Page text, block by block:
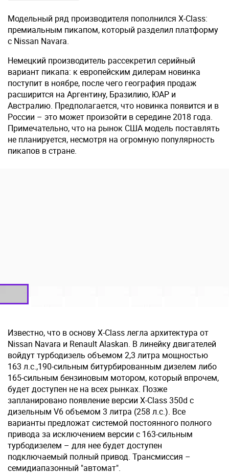
Модельный ряд производителя пополнился X-Class:
премиальным пикапом, который разделил платформу
c Nissan Navara.
Немецкий производитель рассекретил серийный
вариант пикапа: к европейским дилерам новинка
поступит в ноябре, после чего география продаж
расширится на Аргентину, Бразилию, ЮАР и
Австралию. Предполагается, что новинка появится и в
России – это может произойти в середине 2018 года.
Примечательно, что на рынок США модель поставлять
не планируется, несмотря на огромную популярность
пикапов в стране.
Известно, что в основу X-Class легла архитектура от
Nissan Navara и Renault Alaskan. В линейку двигателей
войдут турбодизель объемом 2,3 литра мощностью
163 л.с.,190-сильным битурбированным дизелем либо
165-сильным бензиновым мотором, который впрочем,
будет доступен не на всех рынках. Позже
запланировано появление версии X-Class 350d с
дизельным V6 объемом 3 литра (258 л.с.). Все
варианты предложат системой постоянного полного
привода за исключением версии с 163-сильным
турбодизелем – для нее будет доступен
подключаемый полный привод. Трансмиссия –
семидиапазонный "автомат".